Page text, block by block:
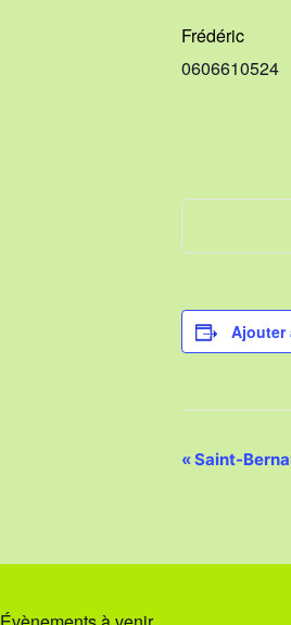
Frédéric
0606610524
Ajouter
N
i
«Saint-